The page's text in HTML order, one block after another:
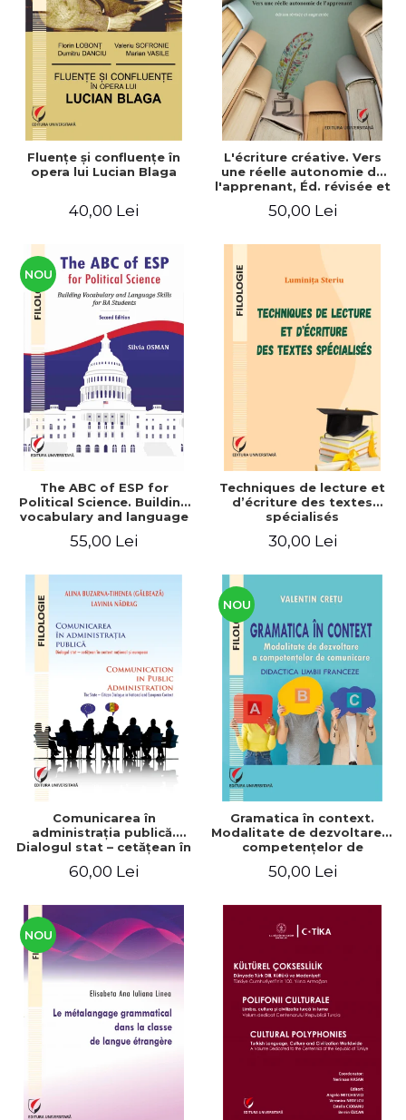
ADMINISTRATIVE
ȘTIINȚE ECONOMICE
ȘTIINȚE EXACTE
EDUCAȚIE FIZICĂ ȘI SPORT
PREUNIVERSITARIA
TIMP LIBER
ÎN CURS DE APARIȚIE
NOUTĂȚI
PACHETE DE STUDIU
ULTIMELE EXEMPLARE
Cum Cumpăr
Livrare
Politica de Retur
Formular de Retur
Distribuitori
Fluenţe şi confluenţe în
opera lui Lucian Blaga
40,00 Lei
L'écriture créative. Vers
une réelle autonomie de
l'apprenant, Éd. révisée et
50,00 Lei
NOU
The ABC of ESP for
Political Science. Building
vocabulary and language
55,00 Lei
Techniques de lecture et
d’écriture des textes
spécialisés
30,00 Lei
Comunicarea în
administraţia publică.
Dialogul stat – cetăţean în
european / Communication
The state-citizen dialogue
in national and European
context
60,00 Lei
NOU
Gramatica în context.
Modalitate de dezvoltare a
competenţelor de
limbii franceze
50,00 Lei
NOU